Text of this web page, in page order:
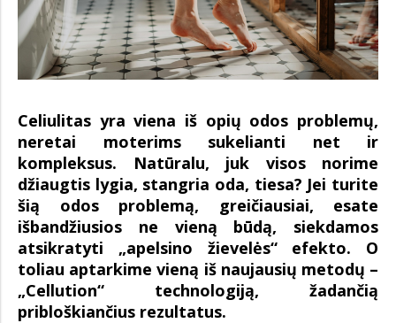
Celiulitas yra viena iš opių odos problemų,
neretai moterims sukelianti net ir
kompleksus. Natūralu, juk visos norime
džiaugtis lygia, stangria oda, tiesa? Jei turite
šią odos problemą, greičiausiai, esate
išbandžiusios ne vieną būdą, siekdamos
atsikratyti „apelsino žievelės“ efekto. O
toliau aptarkime vieną iš naujausių metodų –
„Cellution“ technologiją, žadančią
pribloškiančius rezultatus.